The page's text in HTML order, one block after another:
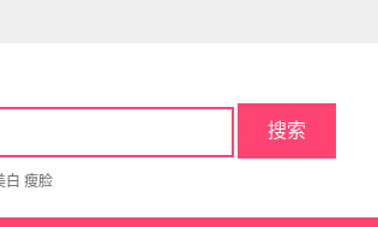
搜索
白 瘦脸